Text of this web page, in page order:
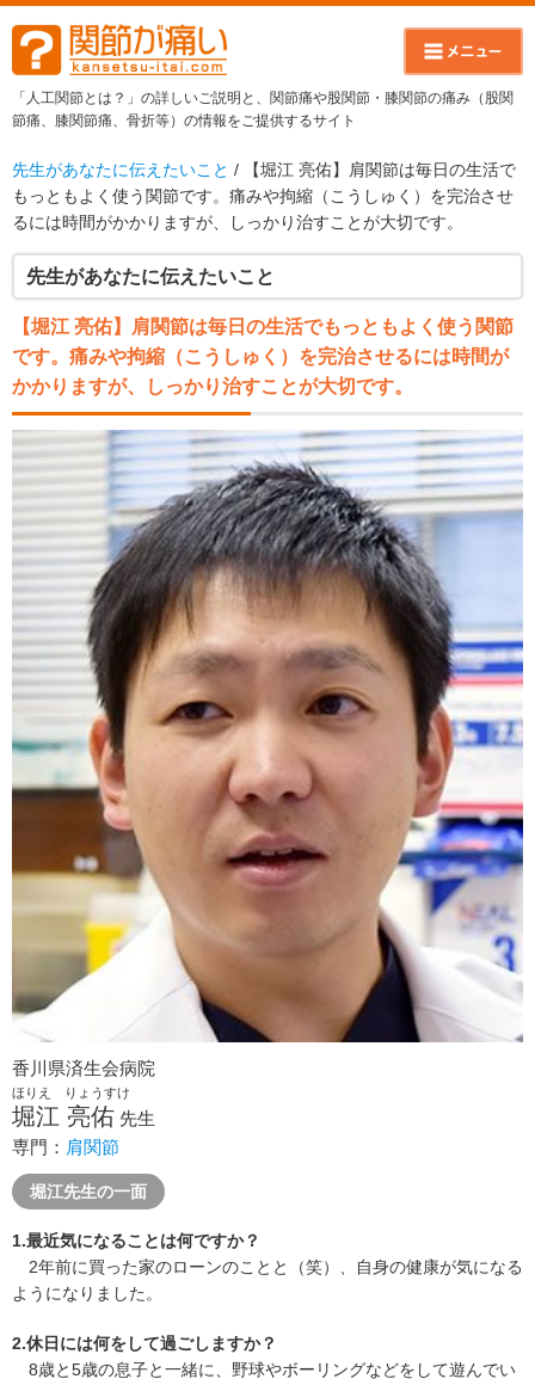
「人工関節とは？」の詳しいご説明と、関節痛や股関節・膝関節の痛み（股関
節痛、膝関節痛、骨折等）の情報をご提供するサイト
先生があなたに伝えたいこと / 【堀江 亮佑】肩関節は毎日の生活で
もっともよく使う関節です。痛みや拘縮（こうしゅく）を完治させ
るには時間がかかりますが、しっかり治すことが大切です。
先生があなたに伝えたいこと
【堀江 亮佑】肩関節は毎日の生活でもっともよく使う関節
です。痛みや拘縮（こうしゅく）を完治させるには時間が
かかりますが、しっかり治すことが大切です。
香川県済生会病院
ほりえ りょうすけ
堀江 亮佑 先生
専門： 肩関節
堀江先生の一面
1.最近気になることは何ですか？
2年前に買った家のローンのことと（笑）、自身の健康が気になる
ようになりました。
2.休日には何をして過ごしますか？
8歳と5歳の息子と一緒に、野球やボーリングなどをして遊んでい